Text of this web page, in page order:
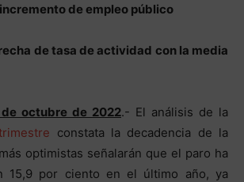
de empleo público
de tasa de actividad con la media
octubre de 2022.- El análisis de la
constata la decadencia de la
optimistas señalarán que el paro ha
15,9 por ciento en el último año, ya